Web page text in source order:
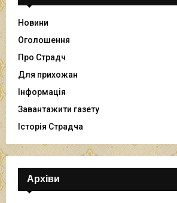
Новини
Оголошення
Про Страдч
Для прихожан
Інформація
Завантажити газету
Історія Страдча
Архіви